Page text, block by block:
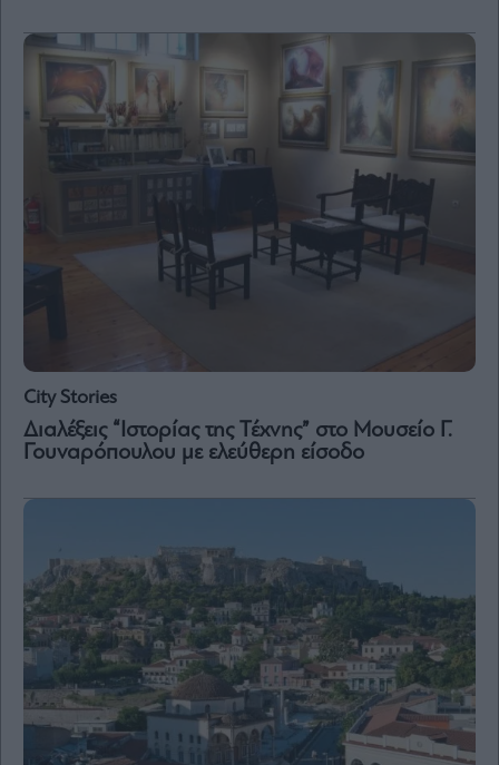
City Stories
Διαλέξεις “Ιστορίας της Τέχνης” στο Μουσείο Γ.
Γουναρόπουλου με ελεύθερη είσοδο